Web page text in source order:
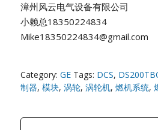
EATON
Enterasys
EPRO
漳州风云电气设备有限公司
小赖总18350224834
Mike18350224834@gmail.com
Category: GE Tags: DCS,
制器, 模块, 涡轮, 涡轮机, 燃机系统,